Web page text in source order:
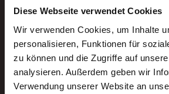
Diese Webseite verwendet Cookies
Wir verwenden Cookies, um Inhalte
personalisieren, Funktionen für
zu können und die Zugriffe auf
analysieren. Außerdem geben wir
Verwendung unserer Website an
Neue Stellen per
Ein kostenloser
Jobs.